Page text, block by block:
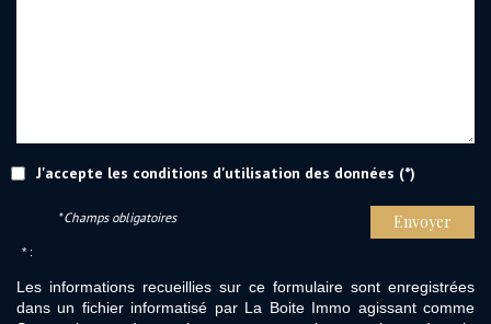
J'accepte les conditions d'utilisation des données (*)
Envoyer
* Champs obligatoires
* :
Les informations recueillies sur ce formulaire sont enregistrées
dans un fichier informatisé par La Boite Immo agissant comme